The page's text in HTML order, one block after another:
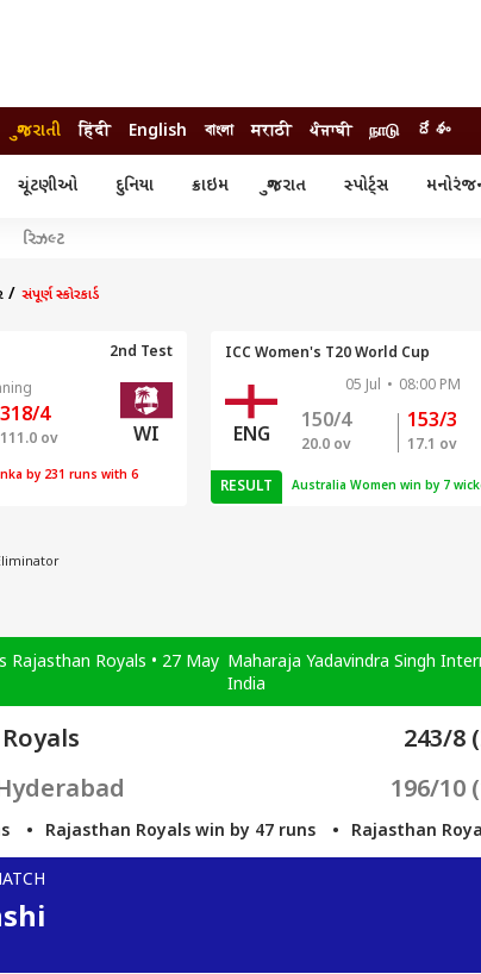
ગુજરાતી हिंदी English বাংলা मराठी ਪੰਜਾਬੀ நாடு దేశం
ચૂંટણીઓ દુનિયા ક્રાઇમ ગુજરાત સ્પોર્ટ્સ
રિઝલ્ટ
સંપૂર્ણ સ્કોરકાર્ડ
2nd Test
318/4
111.0 ov WI
by 231 runs with 6
ICC Women's T20 World Cup
ENG
05 Jul • 08:00 PM
150/4
20.0 ov
153/3
17.1 ov
RESULT Australia Women win by 7
Rajasthan Royals • 27 May Maharaja Yadavindra Singh
India
243/8
196/10
Royals win by 47 runs Rajasthan Royals